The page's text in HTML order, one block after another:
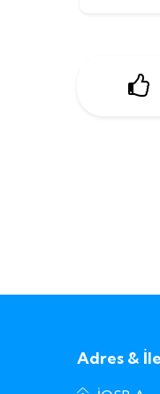
Adres &